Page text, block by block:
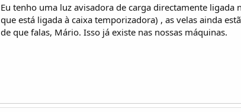
Eu tenho uma luz avisadora de carga directamente
que está ligada à caixa temporizadora) , as velas ainda
de que falas, Mário. Isso já existe nas nossas máquinas.